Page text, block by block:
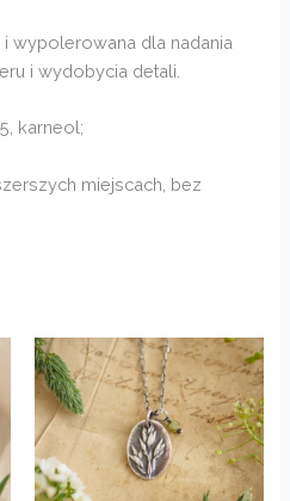
i wypolerowana dla nadania
i wydobycia detali.
karneol;
miejscach, bez